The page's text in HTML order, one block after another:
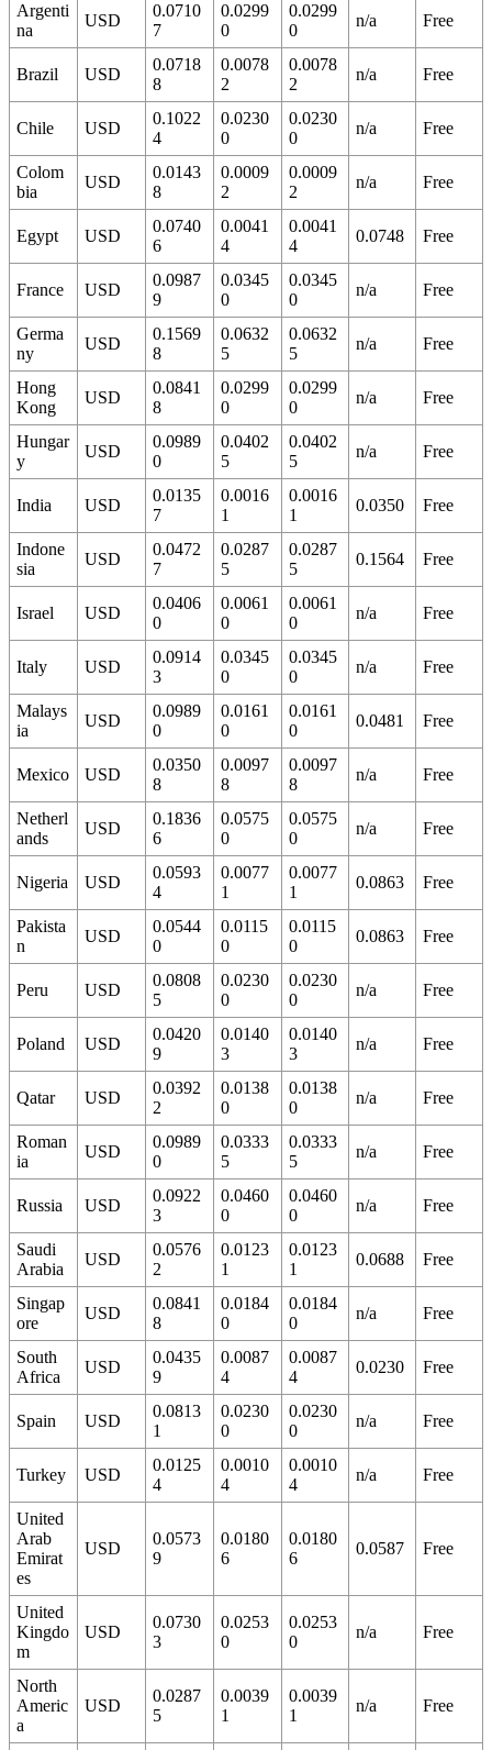
Argenti
na
USD
0.0710
7
0.0299
0
0.0299
0
n/a Free
Brazil USD
0.0718
8
0.0078
2
0.0078
2
n/a Free
Chile USD
0.1022
4
0.0230
0
0.0230
0
n/a Free
Colom
bia
USD
0.0143
8
0.0009
2
0.0009
2
n/a Free
Egypt USD
0.0740
6
0.0041
4
0.0041
4
0.0748 Free
France USD
0.0987
9
0.0345
0
0.0345
0
n/a Free
Germa
ny
USD
0.1569
8
0.0632
5
0.0632
5
n/a Free
Hong
Kong
USD
0.0841
8
0.0299
0
0.0299
0
n/a Free
Hungar
y
USD
0.0989
0
0.0402
5
0.0402
5
n/a Free
India USD
0.0135
7
0.0016
1
0.0016
1
0.0350 Free
Indone
sia
USD
0.0472
7
0.0287
5
0.0287
5
0.1564 Free
Israel USD
0.0406
0
0.0061
0
0.0061
0
n/a Free
Italy USD
0.0914
3
0.0345
0
0.0345
0
n/a Free
Malays
ia
USD
0.0989
0
0.0161
0
0.0161
0
0.0481 Free
Mexico USD
0.0350
8
0.0097
8
0.0097
8
n/a Free
Netherl
ands
USD
0.1836
6
0.0575
0
0.0575
0
n/a Free
Nigeria USD
0.0593
4
0.0077
1
0.0077
1
0.0863 Free
Pakista
n
USD
0.0544
0
0.0115
0
0.0115
0
0.0863 Free
Peru USD
0.0808
5
0.0230
0
0.0230
0
n/a Free
Poland USD
0.0420
9
0.0140
3
0.0140
3
n/a Free
Qatar USD
0.0392
2
0.0138
0
0.0138
0
n/a Free
Roman
ia
USD
0.0989
0
0.0333
5
0.0333
5
n/a Free
Russia USD
0.0922
3
0.0460
0
0.0460
0
n/a Free
Saudi
Arabia
USD
0.0576
2
0.0123
1
0.0123
1
0.0688 Free
Singap
ore
USD
0.0841
8
0.0184
0
0.0184
0
n/a Free
South
Africa
USD
0.0435
9
0.0087
4
0.0087
4
0.0230 Free
Spain USD
0.0813
1
0.0230
0
0.0230
0
n/a Free
Turkey USD
0.0125
4
0.0010
4
0.0010
4
n/a Free
United
Arab
Emirat
es
USD
0.0573
9
0.0180
6
0.0180
6
0.0587 Free
United
Kingdo
m
USD
0.0730
3
0.0253
0
0.0253
0
n/a Free
North
Americ
a
USD
0.0287
5
0.0039
1
0.0039
1
n/a Free